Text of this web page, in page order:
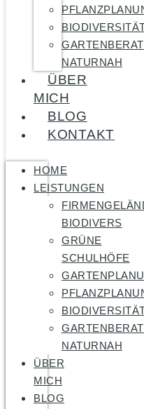
NATURNAH
ÜBER
MICH
BLOG
KONTAKT
HOME
LEISTUNGEN
BIODIVERS
GRÜNE
SCHULHÖFE
NATURNAH
ÜBER
MICH
BLOG